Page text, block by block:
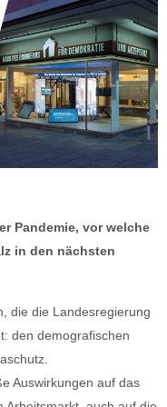
Pandemie, vor welche
in den nächsten
die die Landesregierung
den demografischen
Auswirkungen auf das